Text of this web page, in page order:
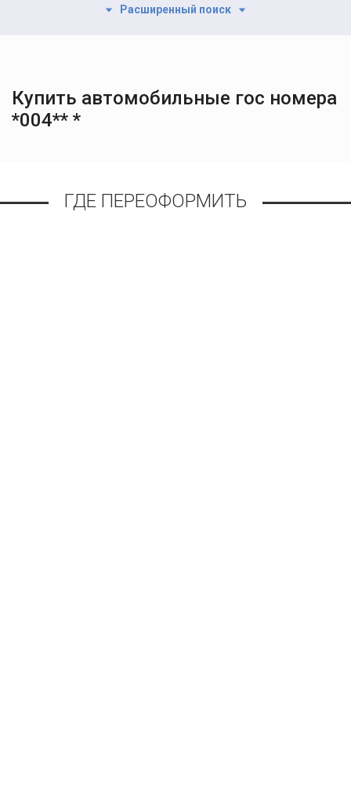
Расширенный поиск
Купить автомобильные гос номера
*004** *
ГДЕ ПЕРЕОФОРМИТЬ